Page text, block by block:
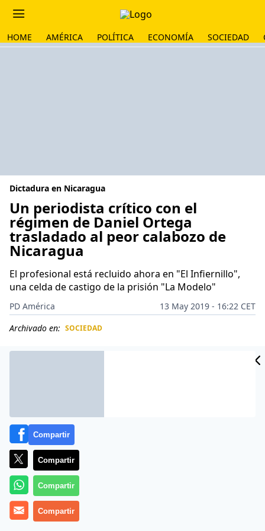
HOME AMÉRICA POLÍTICA ECONOMÍA SOCIEDAD
Dictadura en Nicaragua
Un periodista crítico con el
régimen de Daniel Ortega
trasladado al peor calabozo de
Nicaragua
El profesional está recluido ahora en "El Infiernillo",
una celda de castigo de la prisión "La Modelo"
PD América
13 May 2019 - 16:22 CET
Archivado en: SOCIEDAD
La represión en
Compartir
Compartir
Compartir
Compartir